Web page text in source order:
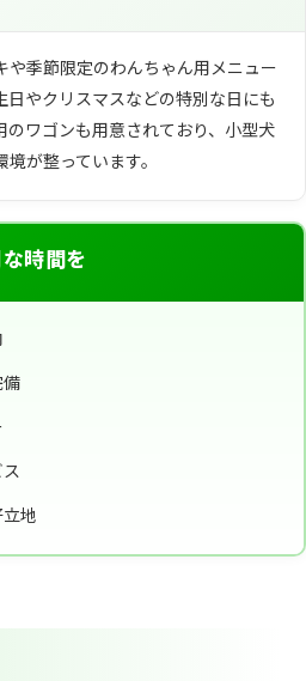
や季節限定のわんちゃん用メニュー
やクリスマスなどの特別な日にも
のワゴンも用意されており、小型犬
が整っています。
時間を
地